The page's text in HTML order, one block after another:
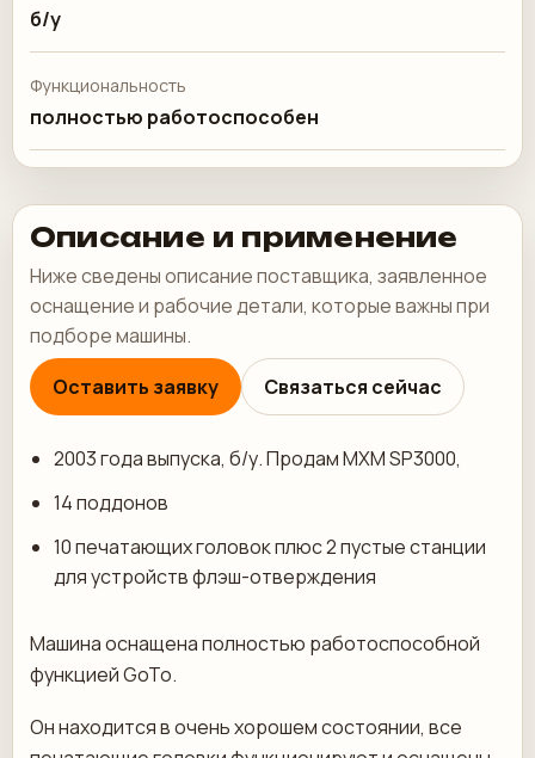
б/у
Функциональность
полностью работоспособен
Описание и применение
Ниже сведены описание поставщика, заявленное
оснащение и рабочие детали, которые важны при
подборе машины.
Оставить заявку
Связаться сейчас
2003 года выпуска, б/у. Продам МХМ SP3000,
14 поддонов
10 печатающих головок плюс 2 пустые станции
для устройств флэш-отверждения
Машина оснащена полностью работоспособной
функцией GoTo.
Он находится в очень хорошем состоянии, все